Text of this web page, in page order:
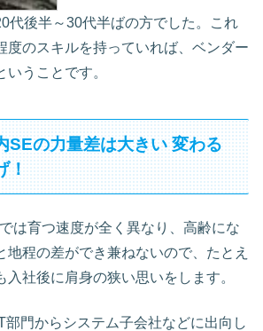
代後半～30代半ばの方でした。これ
度のスキルを持っていれば、ベンダー
うことです。
SEの力量差は大きい 変わる
！
は育つ速度が全く異なり、高齢にな
地程の差ができ兼ねないので、たとえ
入社後に肩身の狭い思いをします。
部門からシステム子会社などに出向し